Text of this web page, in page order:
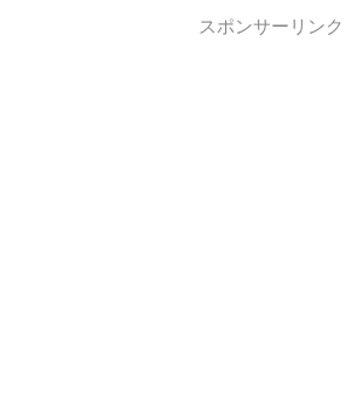
スポンサーリンク